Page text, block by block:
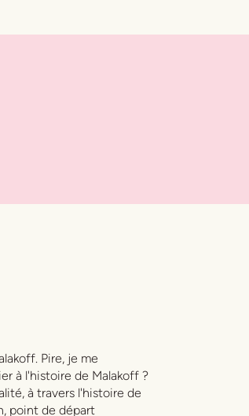
Pire, je me
à l'histoire de Malakoff ?
à travers l'histoire de
point de départ